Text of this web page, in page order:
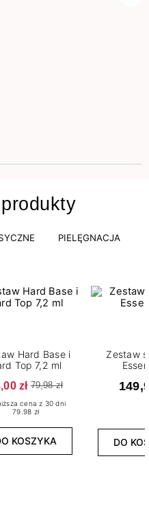
PIELĘGNACJA
Hard Base i
Top 7,2 ml
zł 79,98 zł
cena z 30 dni
79.98 zł
KOSZYKA
Zestaw
DO